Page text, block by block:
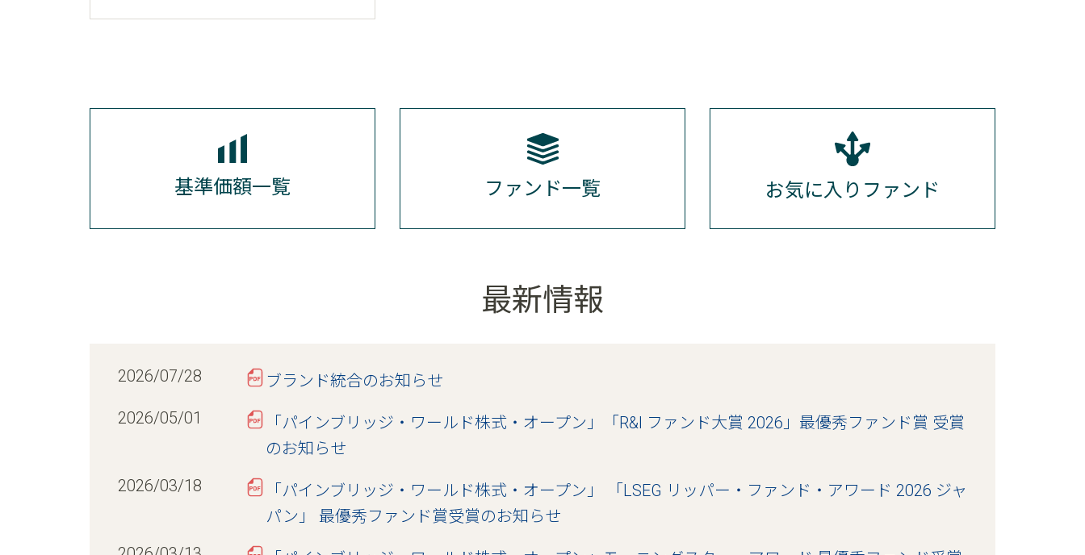
基準価額一覧 ファンド一覧 お気に入りファンド
最新情報
2026/07/28
ブランド統合のお知らせ
2026/05/01
「パインブリッジ・ワールド株式・オープン」「R&I ファンド大賞 2026」最優秀ファンド賞 受賞
のお知らせ
2026/03/18
「パインブリッジ・ワールド株式・オープン」 「LSEG リッパー・ファンド・アワード 2026 ジャ
パン」 最優秀ファンド賞受賞のお知らせ